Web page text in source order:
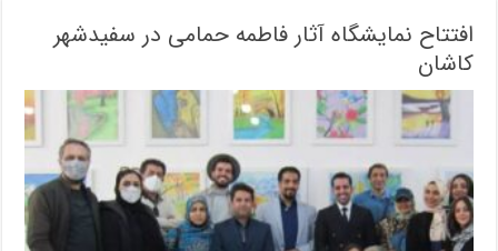
افتتاح نمایشگاه آثار فاطمه حمامی در سفیدشهر
کاشان